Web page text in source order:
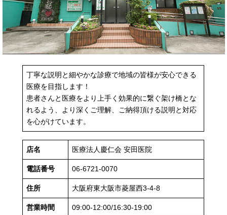
丁寧な説明と細やかな診療で地域の皆様が安心できる
医療を目指します！
患者さんと医療をより上手く効果的に繋ぐ架け橋とな
れるよう、より深くご理解、ご納得頂ける説明と対応
を心がけています。
店名 医療法人慶仁会 安田医院
電話番号 06-6721-0070
住所 大阪府東大阪市菱屋西3-4-8
営業時間 09:00-12:00/16:30-19:00